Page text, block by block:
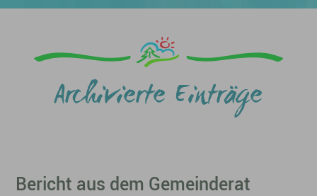
Archivierte Einträge
Bericht aus dem Gemeinderat